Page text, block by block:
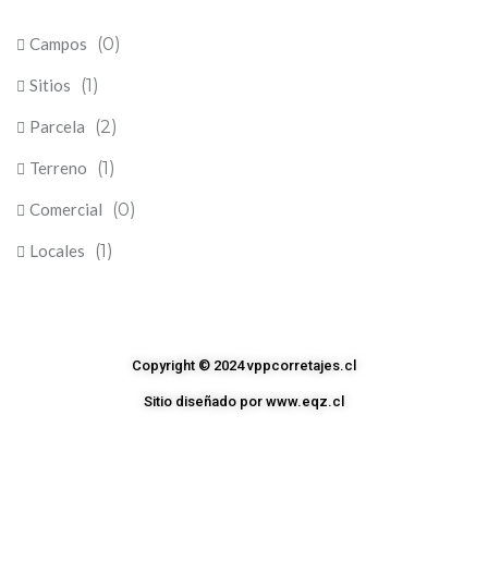
Campos (0)
Sitios (1)
Parcela (2)
Terreno (1)
Comercial (0)
Locales (1)
Copyright © 2024 vppcorretajes.cl
Sitio diseñado por www.eqz.cl